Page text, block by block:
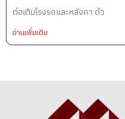
ต่อเติมโรงรถและหลังคา ด้ว
อ่านเพิ่มเติม